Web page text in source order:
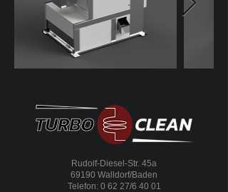
Rudolf-Diesel-Str. 45a
69190 Walldorf/Baden
Telefon: 0 62 27/6 40 01